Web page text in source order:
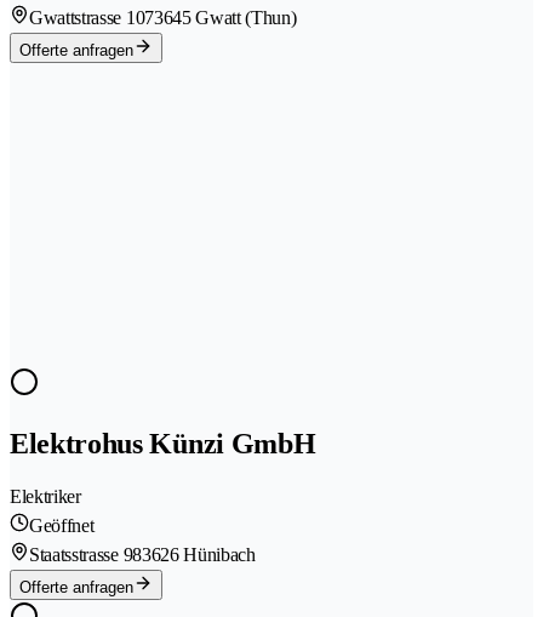
Gwattstrasse 1073645 Gwatt (Thun)
Offerte anfragen
Elektrohus Künzi GmbH
Elektriker
Geöffnet
Staatsstrasse 983626 Hünibach
Offerte anfragen